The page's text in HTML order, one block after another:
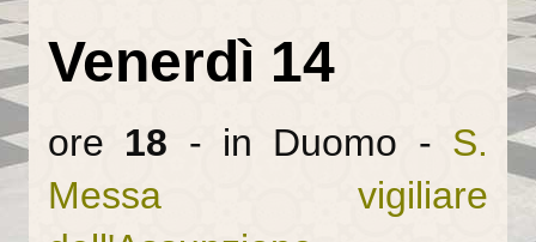
La Biblioteca Capitolare
Le Campane del Duomo
Il Sentiero della Bellezza
Venerdì 14
ore 18 - in Duomo - S.
Messa vigiliare